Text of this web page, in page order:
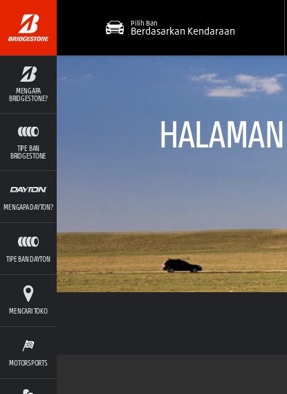
MENGAPA
BRIDGESTONE?
TIPE BAN
BRIDGESTONE
MENGAPA DAYTON?
TIPE BAN DAYTON
MENCARI TOKO
MOTORSPORTS
Pilih Ban
Berdasarkan Kendaraan